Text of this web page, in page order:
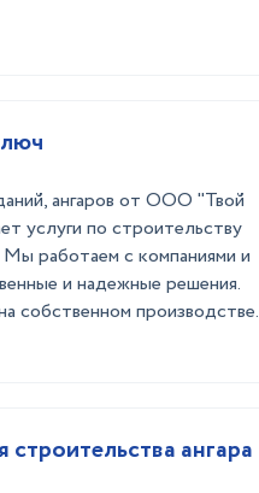
ангаров от ООО "Твой
услуги по строительству
работаем с компаниями и
и надежные решения.
собственном производстве.
ангара